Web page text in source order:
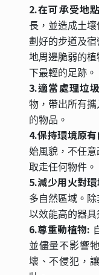
2.在可承受地
長，並造成土
劃好的步道及
地周邊脆弱的
下最輕的足跡。
3.適當處理垃
物，帶出所有
的物品。
4.保持環境原
始風貌，不任
取走任何物件。
5.減少用火對
多自然區域。
以效能高的器具
6.尊重動植物:
並儘量不影響
壞、不侵犯，